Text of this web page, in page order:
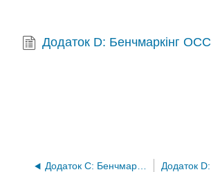
Додаток D: Бенчмаркінг OCC
Додаток C: Бенчмаркінг OCC